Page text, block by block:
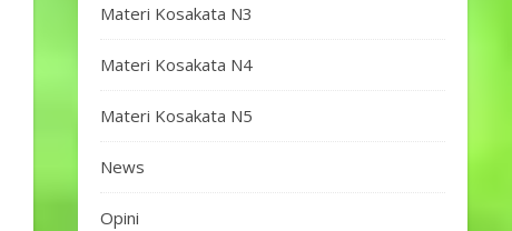
Materi Kosakata N3
Materi Kosakata N4
Materi Kosakata N5
News
Opini